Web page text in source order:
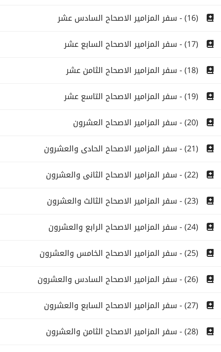
(16) - سفر المزامير الاصحاح السادس عشر
(17) - سفر المزامير الاصحاح السابع عشر
(18) - سفر المزامير الاصحاح الثامن عشر
(19) - سفر المزامير الاصحاح التاسع عشر
(20) - سفر المزامير الاصحاح العشرون
(21) - سفر المزامير الاصحاح الحادى والعشرون
(22) - سفر المزامير الاصحاح الثانى والعشرون
(23) - سفر المزامير الاصحاح الثالث والعشرون
(24) - سفر المزامير الاصحاح الرابع والعشرون
(25) - سفر المزامير الاصحاح الخامس والعشرون
(26) - سفر المزامير الاصحاح السادس والعشرون
(27) - سفر المزامير الاصحاح السابع والعشرون
(28) - سفر المزامير الاصحاح الثامن والعشرون